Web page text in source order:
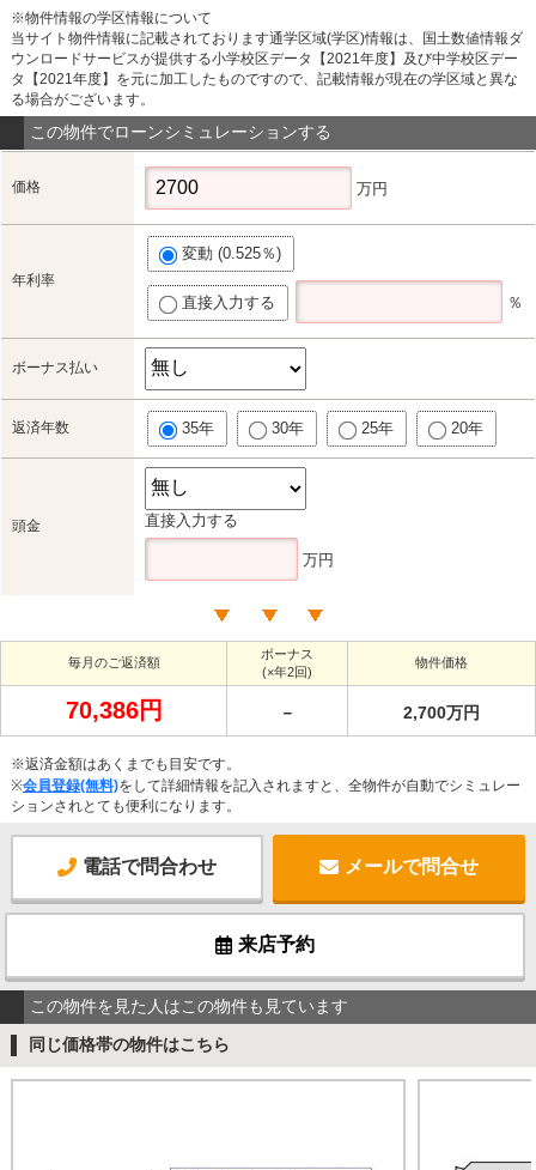
※物件情報の学区情報について
当サイト物件情報に記載されております通学区域(学区)情報は、国土数値情報ダ
ウンロードサービスが提供する小学校区データ【2021年度】及び中学校区デー
タ【2021年度】を元に加工したものですので、記載情報が現在の学区域と異な
る場合がございます。
この物件でローンシミュレーションする
価格 万円
年利率
変動 (0.525％)
直接入力する ％
ボーナス払い
返済年数 35年 30年 25年 20年
頭金 直接入力する
万円
毎月のご返済額
ボーナス
(×年2回)
物件価格
70,386円 － 2,700万円
※返済金額はあくまでも目安です。
※会員登録(無料)をして詳細情報を記入されますと、全物件が自動でシミュレー
ションされとても便利になります。
電話で問合わせ メールで問合せ
来店予約
この物件を見た人はこの物件も見ています
同じ価格帯の物件はこちら